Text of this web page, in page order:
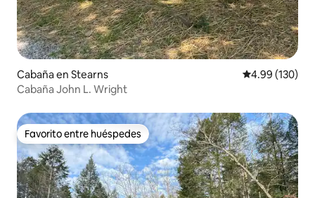
Cabaña en Stearns Calificación
4.99 (130)
Cabaña John L. Wright
Favorito entre huéspedes
Favorito entre huéspedes